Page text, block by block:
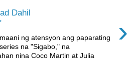
Dahil
›
ng atensyon ang paparating
na "Sigabo," na
nina Coco Martin at Julia